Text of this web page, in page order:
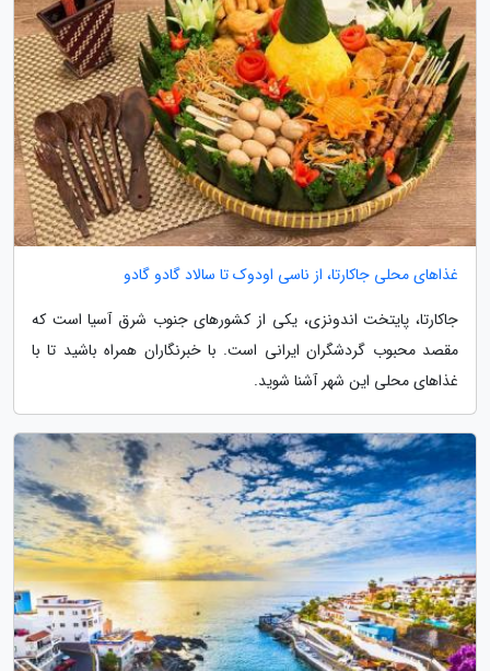
غذاهای محلی جاکارتا، از ناسی اودوک تا سالاد گادو گادو
جاکارتا، پایتخت اندونزی، یکی از کشورهای جنوب شرق آسیا است که
مقصد محبوب گردشگران ایرانی است. با خبرنگاران همراه باشید تا با
غذاهای محلی این شهر آشنا شوید.